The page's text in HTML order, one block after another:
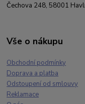
Čechova 248, 58001
Vše o nákupu
Obchodní podmínky
Doprava a platba
Odstoupení od smlouvy
Reklamace